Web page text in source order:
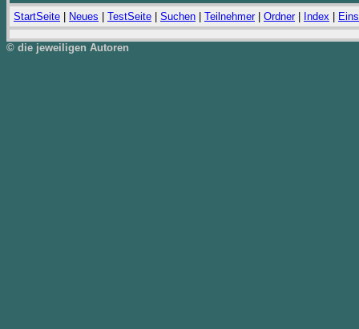
StartSeite Neues TestSeite Suchen Teilnehmer| Ordner| Index
© die jeweiligen Autoren